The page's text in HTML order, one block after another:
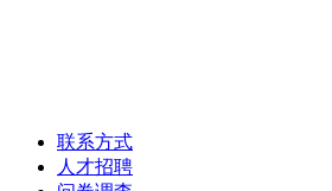
联系方式
人才招聘